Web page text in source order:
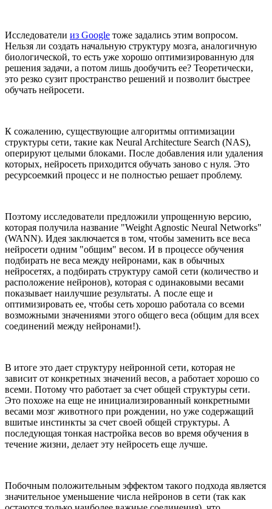
Исследователи из Google тоже задались этим вопросом.
Нельзя ли создать начальную структуру мозга, аналогичную
биологической, то есть уже хорошо оптимизированную для
решения задачи, а потом лишь дообучить ее? Теоретически,
это резко сузит пространство решений и позволит быстрее
обучать нейросети.
К сожалению, существующие алгоритмы оптимизации
структуры сети, такие как Neural Architecture Search (NAS),
оперируют целыми блоками. После добавления или удаления
которых, нейросеть приходится обучать заново с нуля. Это
ресурсоемкий процесс и не полностью решает проблему.
Поэтому исследователи предложили упрощенную версию,
которая получила название "Weight Agnostic Neural Networks"
(WANN). Идея заключается в том, чтобы заменить все веса
нейросети одним "общим" весом. И в процессе обучения
подбирать не веса между нейронами, как в обычных
нейросетях, а подбирать структуру самой сети (количество и
расположение нейронов), которая с одинаковыми весами
показывает наилучшие результаты. А после еще и
оптимизировать ее, чтобы сеть хорошо работала со всеми
возможными значениями этого общего веса (общим для всех
соединений между нейронами!).
В итоге это дает структуру нейронной сети, которая не
зависит от конкретных значений весов, а работает хорошо со
всеми. Потому что работает за счет общей структуры сети.
Это похоже на еще не инициализированный конкретными
весами мозг животного при рождении, но уже содержащий
вшитые инстинкты за счет своей общей структуры. А
последующая тонкая настройка весов во время обучения в
течение жизни, делает эту нейросеть еще лучше.
Побочным положительным эффектом такого подхода является
значительное уменьшение числа нейронов в сети (так как